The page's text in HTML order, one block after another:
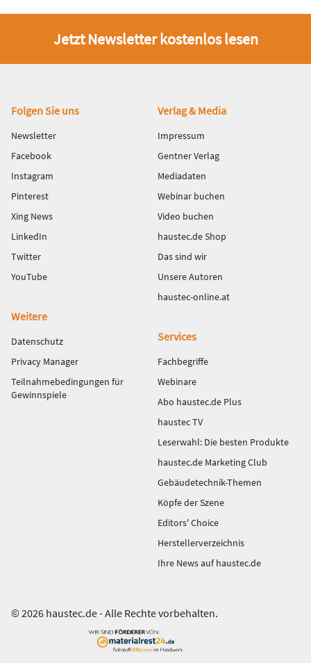
Jetzt Newsletter kostenlos lesen
Fußbereich
Folgen Sie uns
Newsletter
Facebook
Instagram
Pinterest
Xing News
LinkedIn
Twitter
YouTube
Verlag & Media
Impressum
Gentner Verlag
Mediadaten
Webinar buchen
Video buchen
haustec.de Shop
Das sind wir
Unsere Autoren
haustec-online.at
Weitere
Datenschutz
Privacy Manager
Teilnahmebedingungen für
Gewinnspiele
Services
Fachbegriffe
Webinare
Abo haustec.de Plus
haustec TV
Leserwahl: Die besten Produkte
haustec.de Marketing Club
Gebäudetechnik-Themen
Köpfe der Szene
Editors' Choice
Herstellerverzeichnis
Ihre News auf haustec.de
© 2026 haustec.de - Alle Rechte vorbehalten.